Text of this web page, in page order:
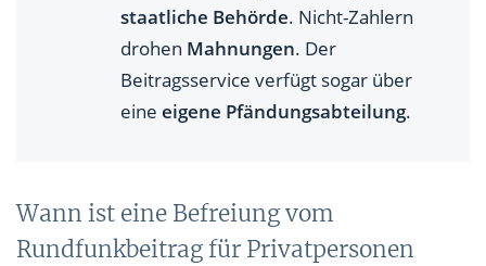
staatliche Behörde. Nicht-Zahlern
drohen Mahnungen. Der
Beitragsservice verfügt sogar über
eine eigene Pfändungsabteilung.
Wann ist eine Befreiung vom
Rundfunkbeitrag für Privatpersonen